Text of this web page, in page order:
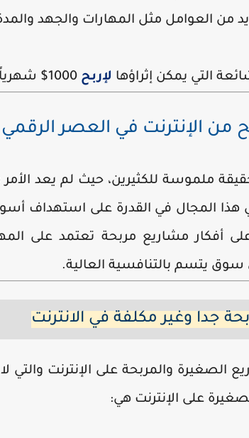
من العوامل مثل المهارات والجهد
التي يمكن إثراؤها لإربح
من الإنترنت في العصر الرقمي
ملموسة للكثيرين، حيث لم يعد
هذا المجال في القدرة على استهداف
أفكار مشاريع مربحة تعتمد على
يتسم بالتنافسية العالية.
جدا وغير مكلفة في الانترنت
الصغيرة والمربحة على الإنترنت والتي
على الإنترنت هي: